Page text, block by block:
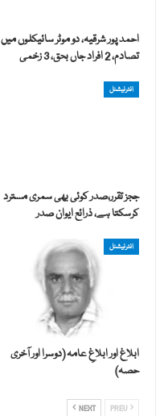
احمد پور شرقیہ، دو موٹر سائیکلوں میں
تصادم، 2 افراد جاں بحق، 3 زخمی
انٹرنیشنل
ججز تقرر،صدر کوئی بھی سمری مسترد
کرسکتا ہے، ذرائع ایوان صدر
انٹرنیشنل
ابلاغ اور ابلاغِ عامہ (دوسرا اور آخری
حصہ)
NEXT